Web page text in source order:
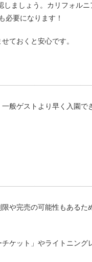
ましょう。カリフォルニ
必要になります！
ておくと安心です。
般ゲストより早く入園で
や完売の可能性もあるた
ケット」やライトニング